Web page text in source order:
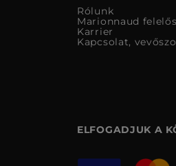
Rólunk
Marionnaud
Karrier
Kapcsolat,
ELFOGADJUK A